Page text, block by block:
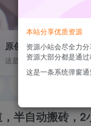
原创作品 VIP抢先
这是一个图标卡片示例
半自动搬砖，
本站分享优质资源
资源小站会尽全力
资源大部分都是通
这是一条系统弹窗通